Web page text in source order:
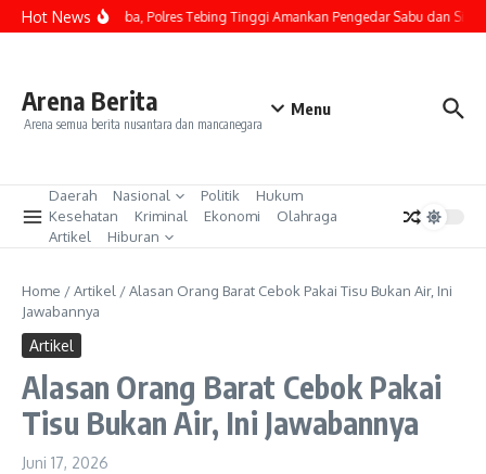
Lewati ke konten
Hot News
Kasus Narkoba, Polres Tebing Tinggi Amankan Pengedar Sabu dan Sita
Arena Berita
Arena semua berita nusantara dan mancanegara
Menu
Daerah Nasional Politik
Hukum
Kesehatan
Kriminal Ekonomi
Olahraga
Artikel
Hiburan
Home /Artikel /Alasan Orang Barat Cebok Pakai Tisu Bukan Air, Ini
Jawabannya
Artikel
Alasan Orang Barat Cebok Pakai
Tisu Bukan Air, Ini Jawabannya
Juni 17, 2026